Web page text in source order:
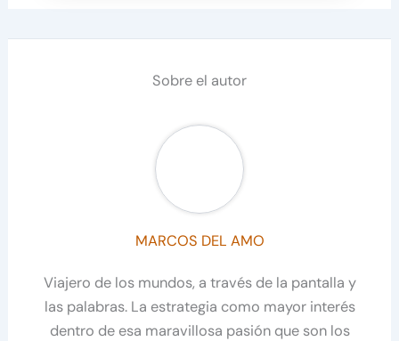
Sobre el autor
MARCOS DEL AMO
Viajero de los mundos, a través de la pantalla y
las palabras. La estrategia como mayor interés
dentro de esa maravillosa pasión que son los